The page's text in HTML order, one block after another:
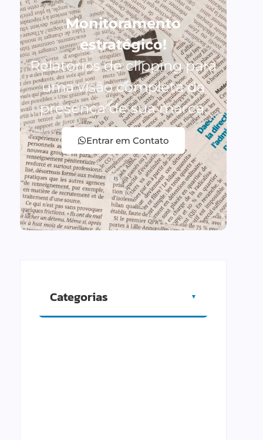
Monitoramento
estratégico!
Relatórios de clipping para
uma visão completa da
presença de sua marca.
Entrar em Contato
Categorias ▼